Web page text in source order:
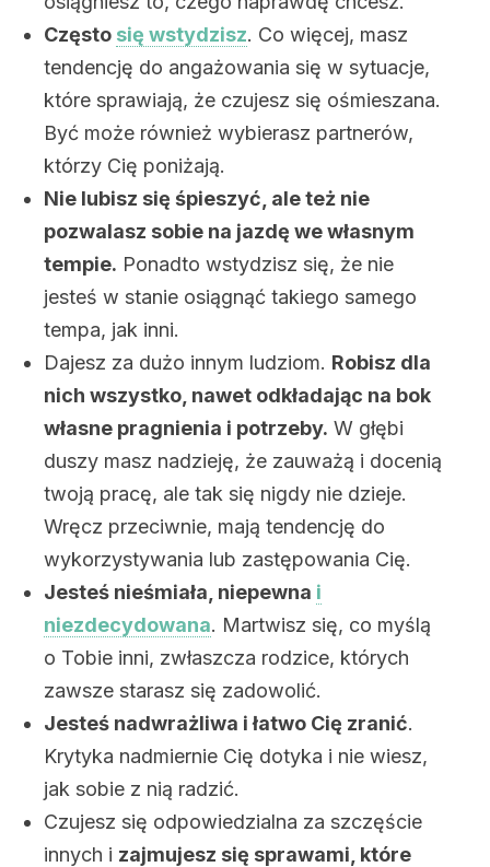
Często się wstydzisz. Co więcej, masz
tendencję do angażowania się w sytuacje,
które sprawiają, że czujesz się ośmieszana.
Być może również wybierasz partnerów,
którzy Cię poniżają.
Nie lubisz się śpieszyć, ale też nie
pozwalasz sobie na jazdę we własnym
tempie. Ponadto wstydzisz się, że nie
jesteś w stanie osiągnąć takiego samego
tempa, jak inni.
Dajesz za dużo innym ludziom. Robisz dla
nich wszystko, nawet odkładając na bok
własne pragnienia i potrzeby. W głębi
duszy masz nadzieję, że zauważą i docenią
twoją pracę, ale tak się nigdy nie dzieje.
Wręcz przeciwnie, mają tendencję do
wykorzystywania lub zastępowania Cię.
Jesteś nieśmiała, niepewna i
niezdecydowana. Martwisz się, co myślą
o Tobie inni, zwłaszcza rodzice, których
zawsze starasz się zadowolić.
Jesteś nadwrażliwa i łatwo Cię zranić.
Krytyka nadmiernie Cię dotyka i nie wiesz,
jak sobie z nią radzić.
Czujesz się odpowiedzialna za szczęście
innych i zajmujesz się sprawami, które